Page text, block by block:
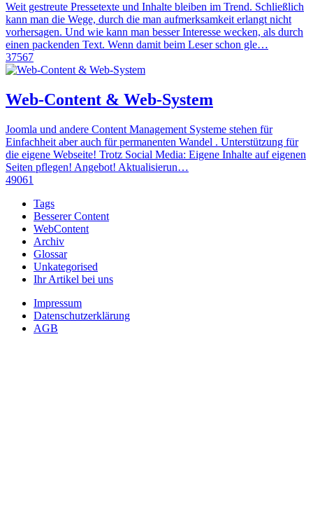
Weit gestreute Pressetexte und Inhalte bleiben im Trend. Schließlich
kann man die Wege, durch die man aufmerksamkeit erlangt nicht
vorhersagen. Und wie kann man besser Interesse wecken, als durch
einen packenden Text. Wenn damit beim Leser schon gle…
37567
Web-Content & Web-System
Joomla und andere Content Management Systeme stehen für
Einfachheit aber auch für permanenten Wandel . Unterstützung für
die eigene Webseite! Trotz Social Media: Eigene Inhalte auf eigenen
Seiten pflegen! Angebot! Aktualisierun…
49061
Tags
Besserer Content
WebContent
Archiv
Glossar
Unkategorised
Ihr Artikel bei uns
Impressum
Datenschutzerklärung
AGB